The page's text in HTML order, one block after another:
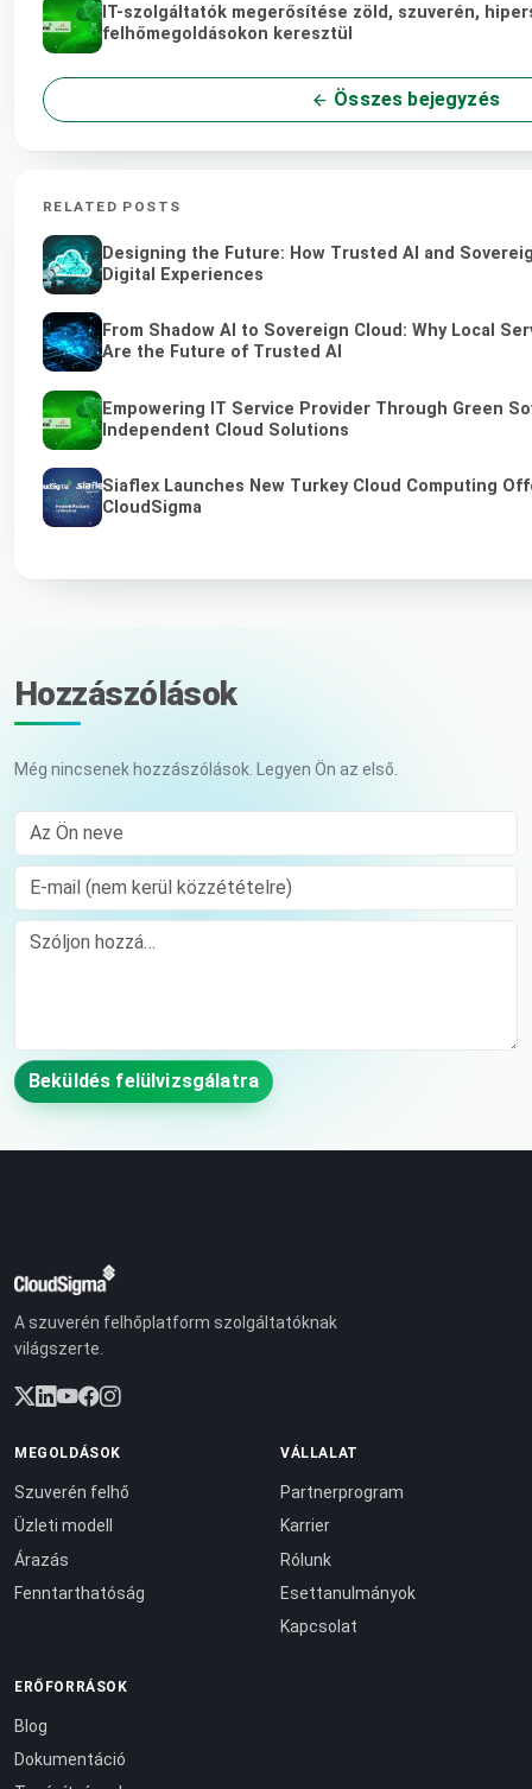
IT-szolgáltatók megerősítése zöld, szuverén,
felhőmegoldásokon keresztül
Összes bejegyzés
RELATED POSTS
Designing the Future: How Trusted AI and
Digital Experiences
From Shadow AI to Sovereign Cloud: Why Local
Are the Future of Trusted AI
Empowering IT Service Provider Through Green
Independent Cloud Solutions
Siaflex Launches New Turkey Cloud Computing
CloudSigma
Hozzászólások
Még nincsenek hozzászólások. Legyen Ön az első.
Az Ön neve
E-mail (nem kerül közzétételre)
Comment
Beküldés felülvizsgálatra
A szuverén felhőplatform szolgáltatóknak
világszerte.
MEGOLDÁSOK
Szuverén felhő
Üzleti modell
Árazás
Fenntarthatóság
VÁLLALAT
Partnerprogram
Karrier
Rólunk
Esettanulmányok
Kapcsolat
ERŐFORRÁSOK
Blog
Dokumentáció